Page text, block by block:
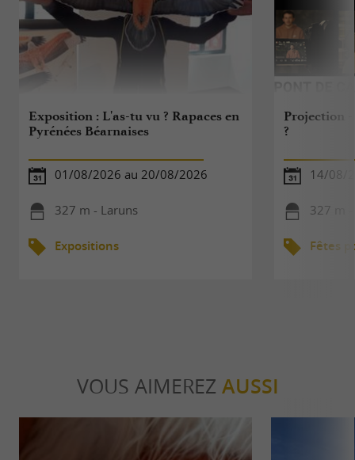
Exposition : L'as-tu vu ? Rapaces en
Pyrénées Béarnaises
01/08/2026 au 20/08/2026
327 m - Laruns
Expositions
Projection -
?
14/08/
327 m
Fêtes
VOUS AIMEREZ AUSSI